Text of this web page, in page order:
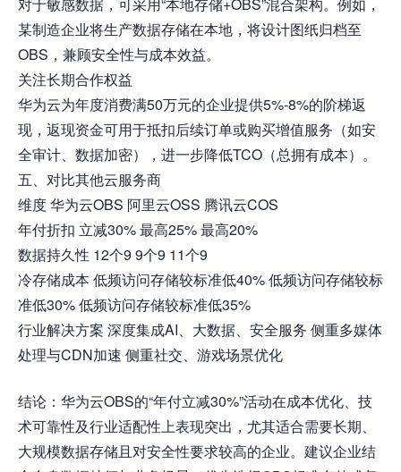
对于敏感数据，可采用“本地存储+OBS”混合架构。例如，
某制造企业将生产数据存储在本地，将设计图纸归档至
OBS，兼顾安全性与成本效益。
关注长期合作权益
华为云为年度消费满50万元的企业提供5%-8%的阶梯返
现，返现资金可用于抵扣后续订单或购买增值服务（如安
全审计、数据加密），进一步降低TCO（总拥有成本）。
五、对比其他云服务商
维度 华为云OBS 阿里云OSS 腾讯云COS
年付折扣 立减30% 最高25% 最高20%
数据持久性 12个9 9个9 11个9
冷存储成本 低频访问存储较标准低40% 低频访问存储较标
准低30% 低频访问存储较标准低35%
行业解决方案 深度集成AI、大数据、安全服务 侧重多媒体
处理与CDN加速 侧重社交、游戏场景优化
结论：华为云OBS的“年付立减30%”活动在成本优化、技
术可靠性及行业适配性上表现突出，尤其适合需要长期、
大规模数据存储且对安全性要求较高的企业。建议企业结